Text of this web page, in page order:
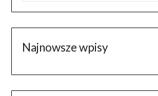
Najnowsze wpisy